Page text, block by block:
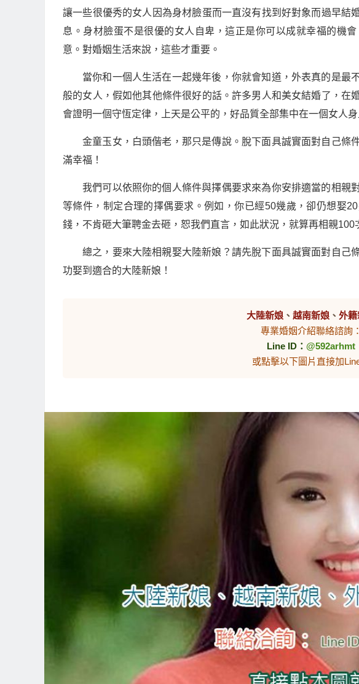
讓一些很優秀的女人因為身材臉蛋而一直沒有找到好對象而過早結
息。身材臉蛋不是很優的女人自卑，這正是你可以成就幸福的機
意。對婚姻生活來說，這些才重要。
當你和一個人生活在一起幾年後，你就會知道，外表真的是最
般的女人，假如他其他條件很好的話。許多男人和美女結婚了，在
會證明一個守恆定律，上天是公平的，好品質全部集中在一個女人身
金童玉女，白頭偕老，那只是傳說。脫下面具誠實面對自己條
滿幸福！
我們可以依照你的個人條件與擇偶要求來為你安排適當的相親
等條件，制定合理的擇偶要求。例如，你已經50幾歲，卻仍想娶
錢，不肯砸大筆聘金去砸，恕我們直言，如此狀況，就算再相親100
總之，要來大陸相親娶大陸新娘？請先脫下面具誠實面對自己
功娶到適合的大陸新娘！
大陸新娘 、越南新娘 、外
專業婚姻介紹聯絡諮詢：
Line ID：@592arhmt
或點擊以下圖片直接加